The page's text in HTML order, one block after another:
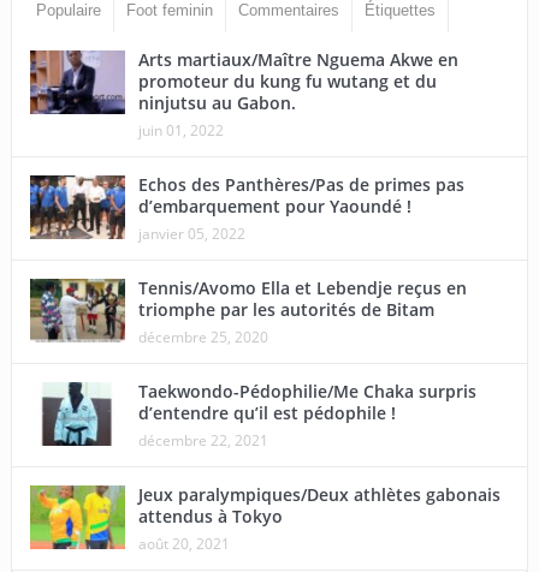
Populaire Foot feminin Commentaires Étiquettes
Arts martiaux/Maître Nguema Akwe en
promoteur du kung fu wutang et du
ninjutsu au Gabon.
juin 01, 2022
Echos des Panthères/Pas de primes pas
d’embarquement pour Yaoundé !
janvier 05, 2022
Tennis/Avomo Ella et Lebendje reçus en
triomphe par les autorités de Bitam
décembre 25, 2020
Taekwondo-Pédophilie/Me Chaka surpris
d’entendre qu’il est pédophile !
décembre 22, 2021
Jeux paralympiques/Deux athlètes gabonais
attendus à Tokyo
août 20, 2021